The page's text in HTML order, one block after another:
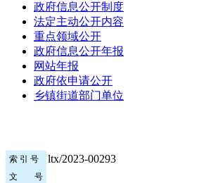
政府信息公开制度
法定主动公开内容
重点领域公开
政府信息公开年报
网站年报
政府依申请公开
乡镇街道部门单位
索 引 号 ltx/2023-00293
文 号